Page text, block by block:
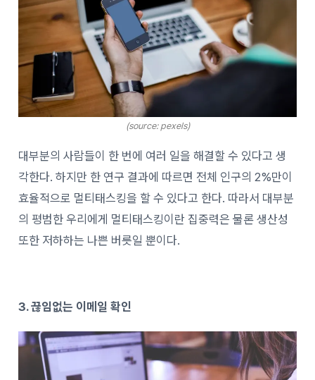
(source: pexels)
대부분의 사람들이 한 번에 여러 일을 해결할 수 있다고 생
각한다. 하지만 한 연구 결과에 따르면 전체 인구의 2%만이
효율적으로 멀티태스킹을 할 수 있다고 한다. 따라서 대부분
의 평범한 우리에게 멀티태스킹이란 집중력은 물론 생산성
또한 저하하는 나쁜 버릇일 뿐이다.
3. 끊임없는 이메일 확인